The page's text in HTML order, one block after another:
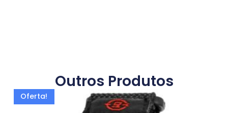
Outros Produtos
Oferta!